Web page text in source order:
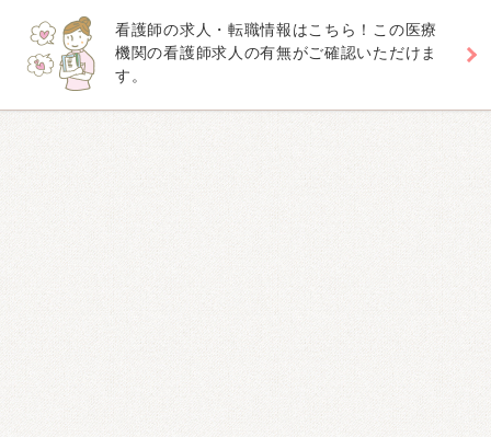
看護師の求人・転職情報はこちら！この医療
機関の看護師求人の有無がご確認いただけま
す。